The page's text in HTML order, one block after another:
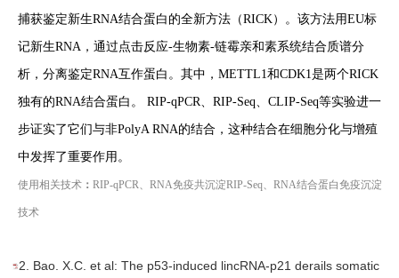
捕获鉴定新生RNA结合蛋白的全新方法（RICK）。该方法用EU标
记新生RNA，通过点击反应-生物素-链霉亲和素系统结合质谱分
析，分离鉴定RNA互作蛋白。其中，METTL1和CDK1是两个RICK
独有的RNA结合蛋白。 RIP-qPCR、RIP-Seq、CLIP-Seq等实验进一
步证实了它们与非PolyA RNA的结合，这种结合在细胞分化与增殖
中发挥了重要作用。
使用相关技术 ：RIP-qPCR、RNA免疫共沉淀RIP-Seq、RNA结合蛋白免疫沉淀
技术
2. Bao. X.C. et al: The p53-induced lincRNA-p21 derails somatic